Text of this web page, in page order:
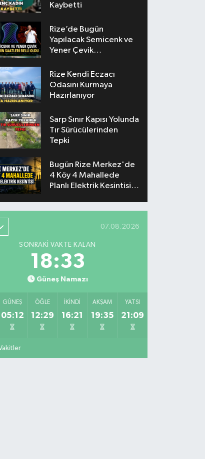
Kaybetti
Rize’de Bugün
Yapılacak Semicenk ve
Yener Çevik
Belli Oldu
Rize Kendi Eczacı
Odasını Kurmaya
Hazırlanıyor
Sarp Sınır Kapısı Yolunda
Tır Sürücülerinden
Tepki
Bugün Rize Merkez'de
4 Köy 4 Mahallede
Planlı Elektrik Kesintisi
07.08.2026
SONRAKI VAKTE KALAN
18:32
Güneş Namazı
GÜNEŞ
05:12
ÖĞLE
12:29
İKINDI
16:21
AKŞAM
19:35
YATSI
21:09